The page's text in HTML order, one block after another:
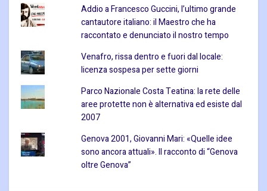
Addio a Francesco Guccini, l’ultimo grande
cantautore italiano: il Maestro che ha
raccontato e denunciato il nostro tempo
Venafro, rissa dentro e fuori dal locale:
licenza sospesa per sette giorni
Parco Nazionale Costa Teatina: la rete delle
aree protette non è alternativa ed esiste dal
2007
Genova 2001, Giovanni Mari: «Quelle idee
sono ancora attuali». Il racconto di “Genova
oltre Genova”